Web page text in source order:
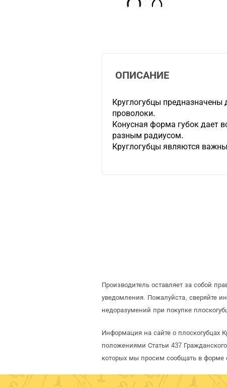
ОПИСАНИЕ
Круглогубцы предназначены
проволоки.
Конусная форма губок дает
разным радиусом.
Круглогубцы являются
Производитель оставляет за собой
уведомления. Пожалуйста, сверяйте
недоразумений при покупке
Информация на сайте о плоскогубцах
положениями Статьи 437
которых мы просим сообщать в форме